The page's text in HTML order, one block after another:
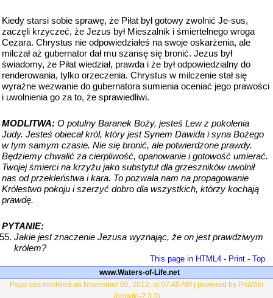
Kiedy starsi sobie sprawę, że Piłat był gotowy zwolnić Je-sus,
zaczęli krzyczeć, że Jezus był Mieszalnik i śmiertelnego wroga
Cezara. Chrystus nie odpowiedziałeś na swoje oskarżenia, ale
milczał aż gubernator dał mu szansę się bronić. Jezus był
świadomy, że Piłat wiedział, prawda i że był odpowiedzialny do
renderowania, tylko orzeczenia. Chrystus w milczenie stał się
wyraźne wezwanie do gubernatora sumienia oceniać jego prawości
i uwolnienia go za to, że sprawiedliwi.
MODLITWA: O potulny Baranek Boży, jesteś Lew z pokolenia
Judy. Jesteś obiecał król, który jest Synem Dawida i syna Bożego
w tym samym czasie. Nie się bronić, ale potwierdzone prawdy.
Będziemy chwalić za cierpliwość, opanowanie i gotowość umierać.
Twojej śmierci na krzyżu jako substytut dla grzeszników uwolnił
nas od przekleństwa i kara. To pozwala nam na propagowanie
Królestwo pokoju i szerzyć dobro dla wszystkich, którzy kochają
prawdę.
PYTANIE:
Jakie jest znaczenie Jezusa wyznając, że on jest prawdziwym
królem?
This page in HTML4 - Print - Top
www.Waters-of-Life.net
Page last modified on November 05, 2012, at 07:40 AM | powered by PmWiki
(pmwiki-2.3.3)